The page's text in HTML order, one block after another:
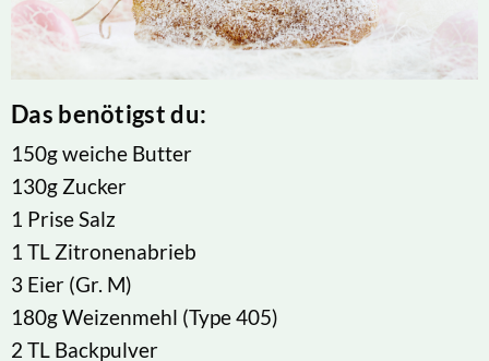
Das benötigst du:
150g weiche Butter
130g Zucker
1 Prise Salz
1 TL Zitronenabrieb
3 Eier (Gr. M)
180g Weizenmehl (Type 405)
2 TL Backpulver